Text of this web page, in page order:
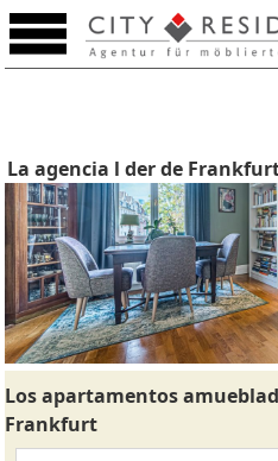
La agencia l der de
Los apartamentos
Frankfurt